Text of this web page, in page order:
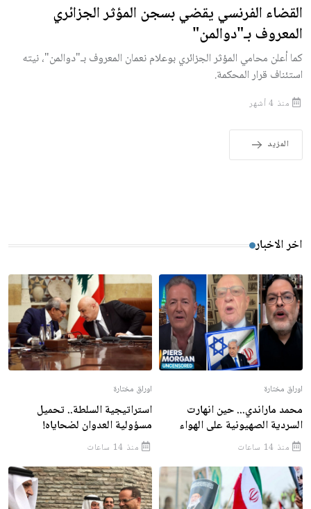
القضاء الفرنسي يقضي بسجن المؤثر الجزائري
المعروف بـ"دوالمن"
كما أعلن محامي المؤثر الجزائري بوعلام نعمان المعروف بـ"دوالمن"، نيته
استئناف قرار المحكمة.
منذ 4 أشهر
المزيد
اخر الاخبار
اوراق مختارة
محمد ماراندي... حين انهارت
السردية الصهيونية على الهواء
منذ 14 ساعات
اوراق مختارة
استراتيجية السلطة.. تحميل
مسؤولية العدوان لضحاياه!
منذ 14 ساعات